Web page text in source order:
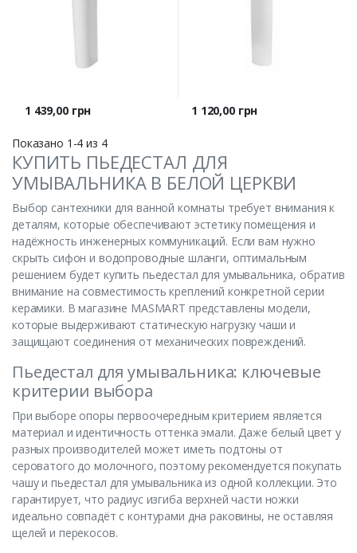
Цена
1 439,00 грн Цена
1 120,00 грн
Показано 1-4 из 4
КУПИТЬ ПЬЕДЕСТАЛ ДЛЯ
УМЫВАЛЬНИКА В БЕЛОЙ ЦЕРКВИ
Выбор сантехники для ванной комнаты требует внимания к
деталям, которые обеспечивают эстетику помещения и
надёжность инженерных коммуникаций. Если вам нужно
скрыть сифон и водопроводные шланги, оптимальным
решением будет купить пьедестал для умывальника, обратив
внимание на совместимость креплений конкретной серии
керамики. В магазине MASMART представлены модели,
которые выдерживают статическую нагрузку чаши и
защищают соединения от механических повреждений.
Пьедестал для умывальника: ключевые
критерии выбора
При выборе опоры первоочередным критерием является
материал и идентичность оттенка эмали. Даже белый цвет у
разных производителей может иметь подтоны от
сероватого до молочного, поэтому рекомендуется покупать
чашу и пьедестал для умывальника из одной коллекции. Это
гарантирует, что радиус изгиба верхней части ножки
идеально совпадёт с контурами дна раковины, не оставляя
щелей и перекосов.